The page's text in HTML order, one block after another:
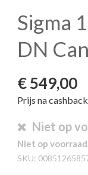
Sigma
DN
€549,00
Prijs na
Niet op
Niet op
SKU: